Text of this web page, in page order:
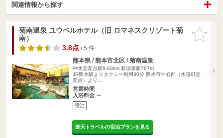
関連情報から探す
お気に入
りに追加
菊南温泉 ユウベルホテル（旧 ロマネスクリゾート菊
南）
3.8点/ 5 件
熊本県 / 熊本市北区 / 菊南温泉
神水交差点駅8.63km 新須屋駅767m
JR熊本駅よりタクシー利用30分 熊本市中心部（水道町交
差点）より…
営業時間
入浴料金 ～
宿泊
楽天トラベルの宿泊プランを見る